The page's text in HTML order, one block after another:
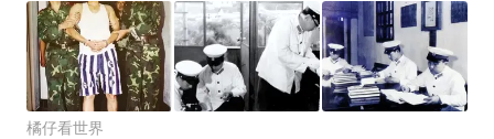
橘仔看世界